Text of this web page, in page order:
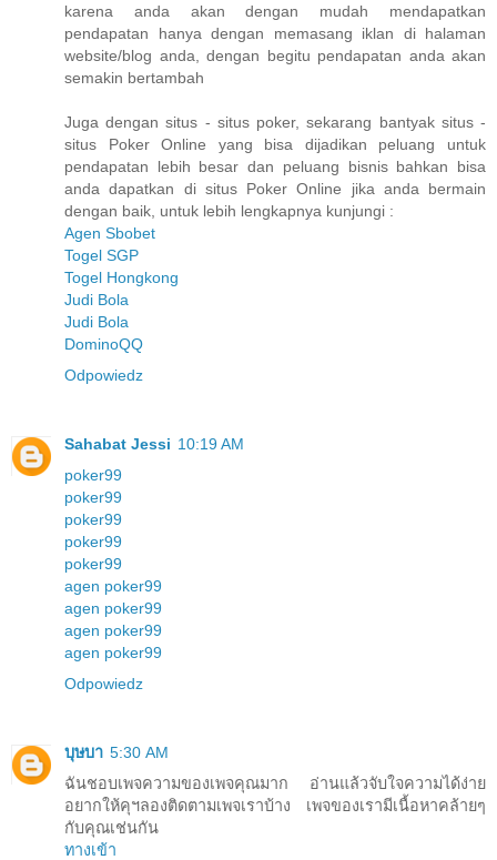
karena anda akan dengan mudah mendapatkan
pendapatan hanya dengan memasang iklan di halaman
website/blog anda, dengan begitu pendapatan anda akan
semakin bertambah
Juga dengan situs - situs poker, sekarang bantyak situs -
situs Poker Online yang bisa dijadikan peluang untuk
pendapatan lebih besar dan peluang bisnis bahkan bisa
anda dapatkan di situs Poker Online jika anda bermain
dengan baik, untuk lebih lengkapnya kunjungi :
Agen Sbobet
Togel SGP
Togel Hongkong
Judi Bola
Judi Bola
DominoQQ
Odpowiedz
Sahabat Jessi 10:19 AM
poker99
poker99
poker99
poker99
poker99
agen poker99
agen poker99
agen poker99
agen poker99
Odpowiedz
บุษบา 5:30 AM
ฉันชอบเพจความของเพจคุณมาก อ่านแล้วจับใจความได้ง่าย
อยากให้คุฯลองติดตามเพจเราบ้าง เพจของเรามีเนื้อหาคล้ายๆ
กับคุณเช่นกัน
ทางเข้า